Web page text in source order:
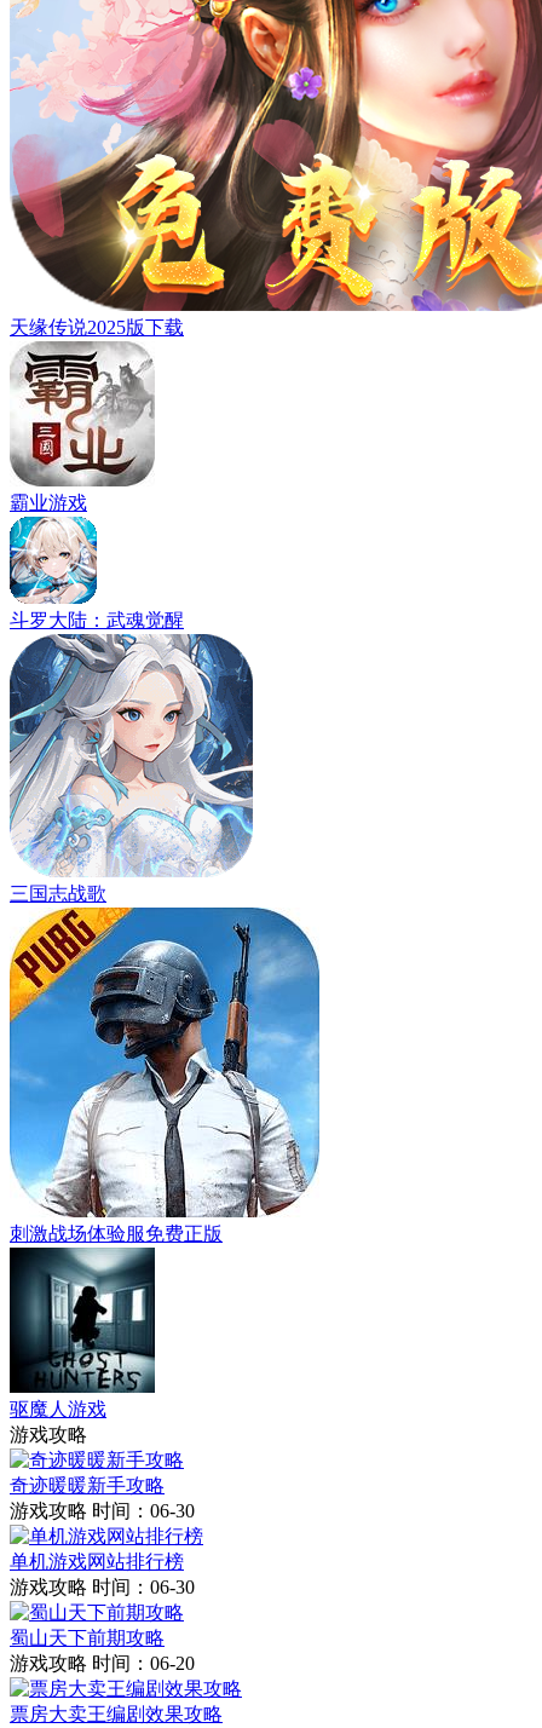
天缘传说2025版下载
霸业游戏
斗罗大陆：武魂觉醒
三国志战歌
刺激战场体验服免费正版
驱魔人游戏
游戏攻略
奇迹暖暖新手攻略
游戏攻略 时间：06-30
单机游戏网站排行榜
游戏攻略 时间：06-30
蜀山天下前期攻略
游戏攻略 时间：06-20
票房大卖王编剧效果攻略